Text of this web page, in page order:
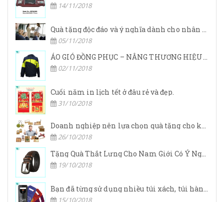
14/11/2018
05/11/2018
02/11/2018
Cuối năm in lịch tết ở đâu rẻ và đẹp.
31/10/2018
26/10/2018
Tặng Quà Thắt Lưng Cho Nam Giới Có Ý Nghĩa Gì
19/10/2018
Bạn đã từng sử dụng nhiều túi xách, túi hàng hiệu,… nhưng bạn đã bao giờ nghe đến túi vải không dệt chưa?
15/10/2018